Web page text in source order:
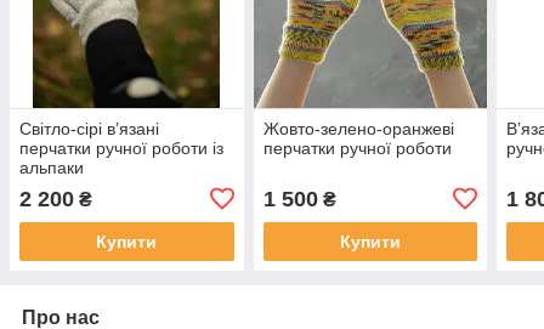
Світло-сірі вʼязані
перчатки ручної роботи із
альпаки
2 200 ₴
Купити
Жовто-зелено-оранжеві
перчатки ручної роботи
1 500₴
Купити
1
Про нас